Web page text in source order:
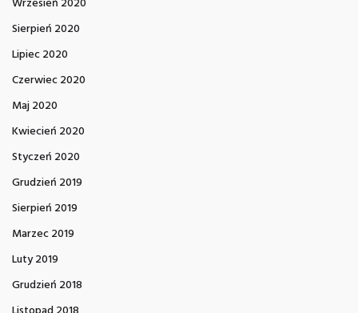
Sierpień 2020
Lipiec 2020
Czerwiec 2020
Maj 2020
Kwiecień 2020
Styczeń 2020
Grudzień 2019
Sierpień 2019
Marzec 2019
Luty 2019
Grudzień 2018